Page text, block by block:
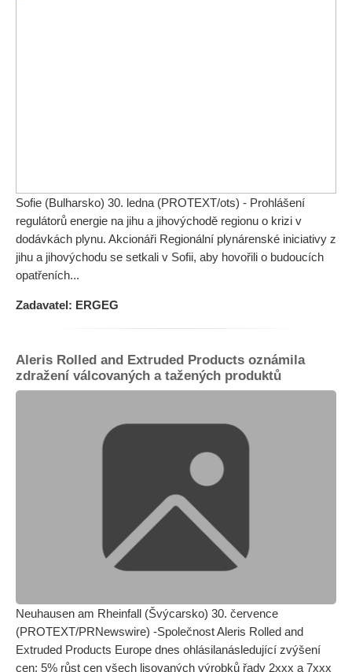
Sofie (Bulharsko) 30. ledna (PROTEXT/ots) - Prohlášení
regulátorů energie na jihu a jihovýchodě regionu o krizi v
dodávkách plynu. Akcionáři Regionální plynárenské iniciativy z
jihu a jihovýchodu se setkali v Sofii, aby hovořili o budoucích
opatřeních...
Zadavatel: ERGEG
Aleris Rolled and Extruded Products oznámila
zdražení válcovaných a tažených produktů
Neuhausen am Rheinfall (Švýcarsko) 30. července
(PROTEXT/PRNewswire) -Společnost Aleris Rolled and
Extruded Products Europe dnes ohlásilanásledující zvýšení
cen: 5% růst cen všech lisovaných výrobků řady 2xxx a 7xxx